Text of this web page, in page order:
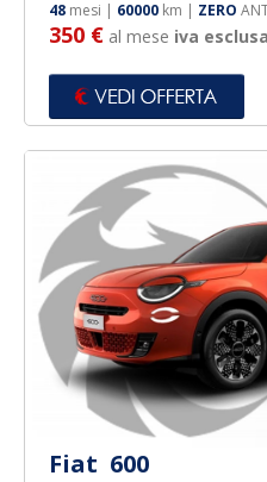
48 mesi | 60000 km | ZERO
350 € al mese iva esclusa
Fiat 600